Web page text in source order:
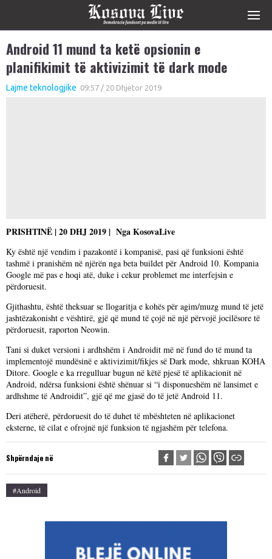
Android 11 mund ta ketë opsionin e
planifikimit të aktivizimit të dark mode
Lajme teknologjike 09:57 / 20 Dhjetor 2019
PRISHTINË | 20 DHJ 2019 | Nga KosovaLive
Ky është një vendim i pazakontë i kompanisë, pasi që funksioni është
tashmë i pranishëm në njërën nga beta buildet për Android 10. Kompania
Google më pas e hoqi atë, duke i cekur problemet me interfejsin e
përdoruesit.
Gjithashtu, është theksuar se llogaritja e kohës për agim/muzg mund të jetë
jashtëzakonisht e vështirë, gjë që mund të çojë në një përvojë jocilësore të
përdoruesit, raporton Neowin.
Tani si duket versioni i ardhshëm i Androidit më në fund do të mund ta
implementojë mundësinë e aktivizimit/fikjes së Dark mode, shkruan KOHA
Ditore. Google e ka rregulluar bugun në këtë pjesë të aplikacionit në
Android, ndërsa funksioni është shënuar si “i disponueshëm në lansimet e
ardhshme të Androidit”, gjë që me gjasë do të jetë Android 11.
Deri atëherë, përdoruesit do të duhet të mbështeten në aplikacionet
eksterne, të cilat e ofrojnë një funksion të ngjashëm për telefona.
Shpërndaje në
#android